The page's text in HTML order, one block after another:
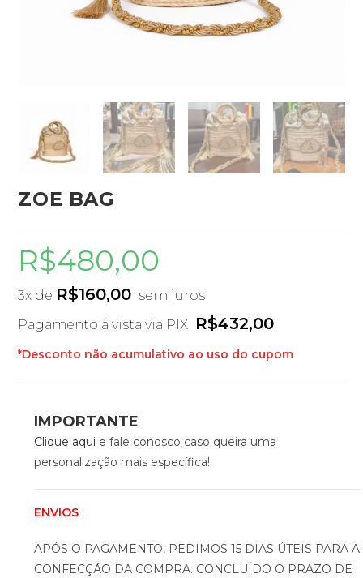
ZOE BAG
R$480,00
3x de R$160,00 sem juros
Pagamento à vista via PIX R$432,00
*Desconto não acumulativo ao uso do cupom
IMPORTANTE
Clique aqui e fale conosco caso queira uma
personalização mais específica!
ENVIOS
APÓS O PAGAMENTO, PEDIMOS 15 DIAS ÚTEIS PARA A
CONFECÇÃO DA COMPRA. CONCLUÍDO O PRAZO DE